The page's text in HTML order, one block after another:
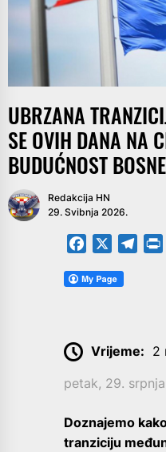
UBRZANA
SE OVIH DANA NA
BUDUĆNOST
Redakcija HN
29. Svibnja 2026.
Facebook
Vrijeme: 2
petak, 29.
Doznajemo
tranziciju